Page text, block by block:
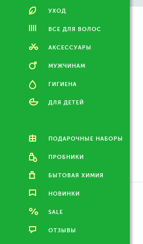
УХОД
ВСЕ ДЛЯ ВОЛОС
АКСЕССУАРЫ
МУЖЧИНАМ
ГИГИЕНА
ДЛЯ ДЕТЕЙ
ПОДАРОЧНЫЕ НАБОРЫ
ПРОБНИКИ
БЫТОВАЯ ХИМИЯ
НОВИНКИ
SALE
ОТЗЫВЫ